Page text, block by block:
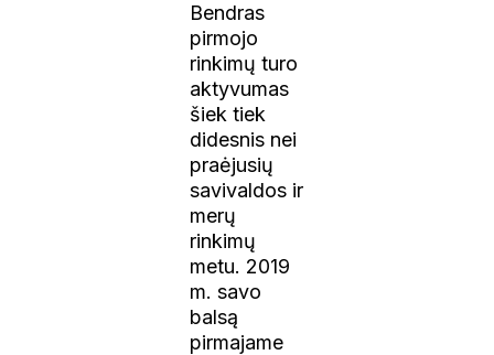
Bendras
pirmojo
rinkimų turo
aktyvumas
šiek tiek
didesnis nei
praėjusių
savivaldos ir
merų
rinkimų
metu. 2019
m. savo
balsą
pirmajame